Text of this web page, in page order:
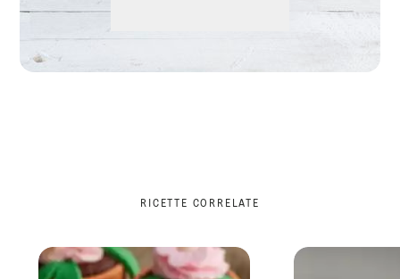
RICETTE CORRELATE